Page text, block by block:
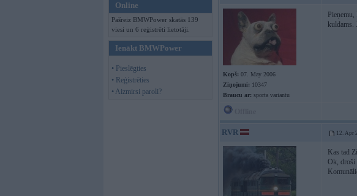
Online
Pašreiz BMWPower skatās 139
viesi un 6 reģistrēti lietotāji.
Ienākt BMWPower
• Pieslēgties
• Reģistrēties
• Aizmirsi paroli?
Kopš: 07. May 2006
Ziņojumi: 10347
Braucu ar: sporta variantu
kuldams.
RVR 12. Apr
Kas tad
Ok, droši